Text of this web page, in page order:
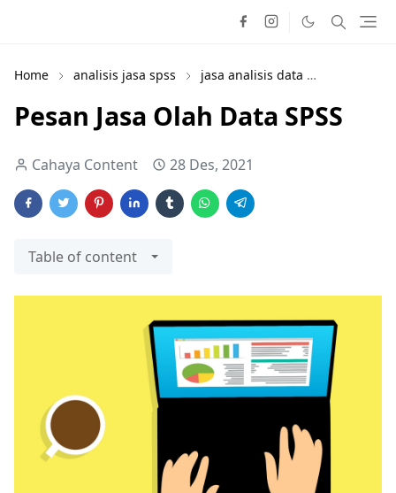
Home analisis jasa spss jasa analisis data
Pesan Jasa Olah Data SPSS
Cahaya Content 28 Des, 2021
Table of content